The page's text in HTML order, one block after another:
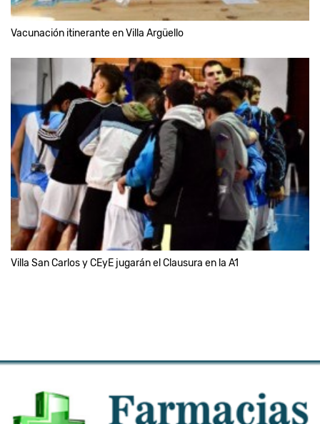
Vacunación itinerante en Villa Argüello
Villa San Carlos y CEyE jugarán el Clausura en la A1